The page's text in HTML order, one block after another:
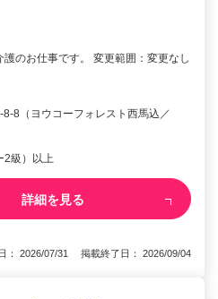
のお仕事です。 変更範囲：変更なし
8（ヨウコーフォレスト西馬込／
2級）以上
詳細を見る
： 2026/07/31 掲載終了日： 2026/09/04